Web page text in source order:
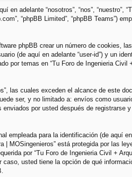
adelante “nosotros”, “nos”, “nuestro”,
“phpBB Limited”, “phpBB Teams”)
phpBB crear un número de cookies,
(de aquí en adelante “user-id”) y un
por temas en “Tu Foro de Ingenieria Civil
las cuales exceden el alcance de este
ser, y no limitado a: envíos como
enviados por usted después de
empleada para la identificación (de aquí
MOSingenieros” está protegida por las
por “Tu Foro de Ingenieria Civil +
usted tiene la opción de qué